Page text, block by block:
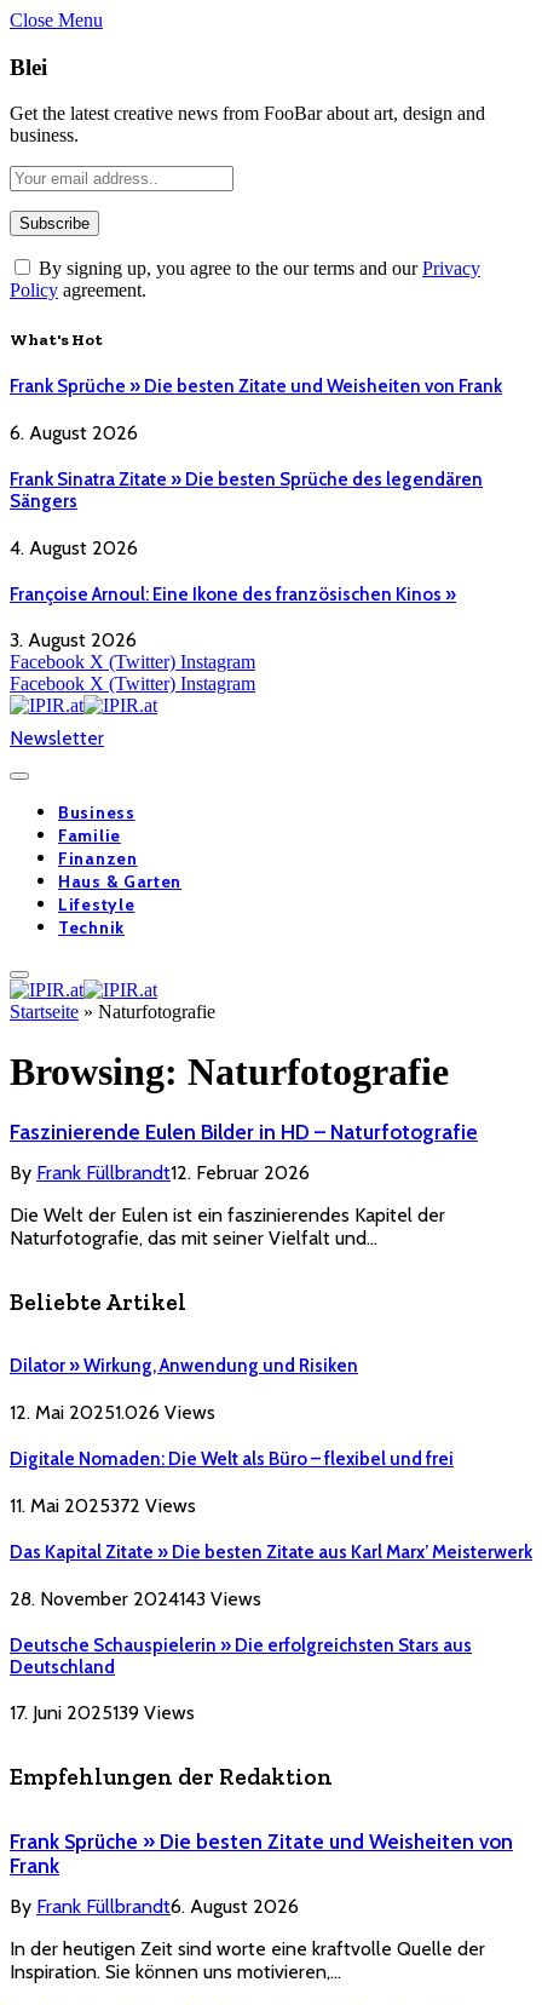
Close Menu
Blei
Get the latest creative news from FooBar about art, design and
business.
By signing up, you agree to the our terms and ourPrivacy
Policy agreement.
What's Hot
Frank Sprüche » Die besten Zitate und Weisheiten von Frank
6. August 2026
Frank Sinatra Zitate » Die besten Sprüche des legendären
Sängers
4. August 2026
Françoise Arnoul: Eine Ikone des französischen Kinos »
3. August 2026
Facebook X (Twitter) Instagram
Facebook X (Twitter) Instagram
Newsletter
Business
Familie
Finanzen
Haus & Garten
Lifestyle
Technik
Startseite » Naturfotografie
Browsing: Naturfotografie
Faszinierende Eulen Bilder in HD – Naturfotografie
By Frank Füllbrandt12. Februar 2026
Die Welt der Eulen ist ein faszinierendes Kapitel der
Naturfotografie, das mit seiner Vielfalt und…
Beliebte Artikel
Dilator » Wirkung, Anwendung und Risiken
12. Mai 20251.026 Views
Digitale Nomaden: Die Welt als Büro – flexibel und frei
11. Mai 2025372 Views
Das Kapital Zitate » Die besten Zitate aus Karl Marx’ Meisterwerk
28. November 2024143 Views
Deutsche Schauspielerin » Die erfolgreichsten Stars aus
Deutschland
17. Juni 2025139 Views
Empfehlungen der Redaktion
Frank Sprüche » Die besten Zitate und Weisheiten von
Frank
By Frank Füllbrandt6. August 2026
In der heutigen Zeit sind worte eine kraftvolle Quelle der
Inspiration. Sie können uns motivieren,…